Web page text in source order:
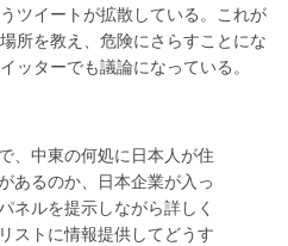
ツイートが拡散している。これが
所を教え、危険にさらすことにな
ッターでも議論になっている。
、中東の何処に日本人が住
あるのか、日本企業が入っ
ネルを提示しながら詳しく
ストに情報提供してどうす